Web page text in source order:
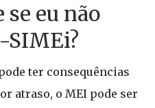
se eu não
SIMEi?
ter consequências
atraso, o MEI pode ser